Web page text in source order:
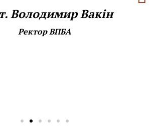
Володимир Вакін
Ректор ВПБА